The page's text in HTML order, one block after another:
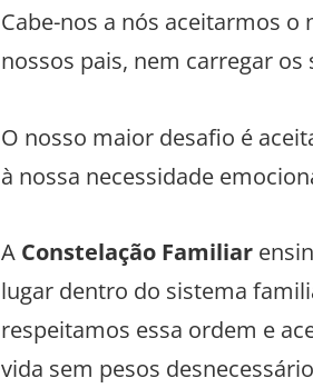
Cabe-nos a nós aceitarmos o
nossos pais, nem carregar os
O nosso maior desafio é
à nossa necessidade
A Constelação Familiar
lugar dentro do sistema
respeitamos essa ordem e
vida sem pesos